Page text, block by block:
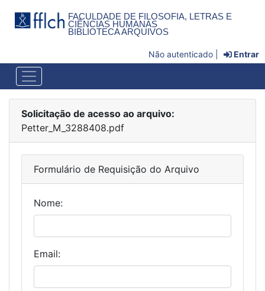
FACULDADE DE FILOSOFIA, LETRAS E
CIÊNCIAS HUMANAS
BIBLIOTECA ARQUIVOS
Não autenticado | Entrar
Solicitação de acesso ao arquivo:
Petter_M_3288408.pdf
Formulário de Requisição do Arquivo
Nome:
Email: